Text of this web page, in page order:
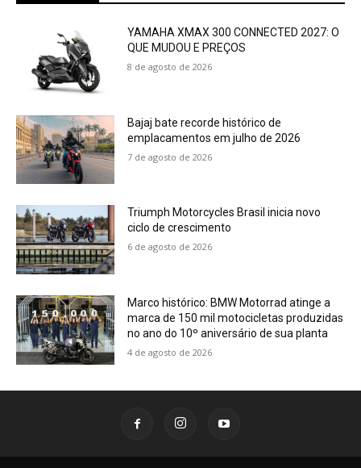
YAMAHA XMAX 300 CONNECTED 2027: O
QUE MUDOU E PREÇOS
8 de agosto de 2026
Bajaj bate recorde histórico de
emplacamentos em julho de 2026
7 de agosto de 2026
Triumph Motorcycles Brasil inicia novo
ciclo de crescimento
6 de agosto de 2026
Marco histórico: BMW Motorrad atinge a
marca de 150 mil motocicletas produzidas
no ano do 10º aniversário de sua planta
4 de agosto de 2026